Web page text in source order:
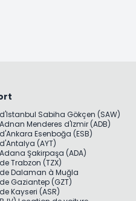
Sabiha Gökçen (SAW)
Menderes d'Izmir (ADB)
Esenboğa (ESB)
(AYT)
Şakirpaşa (ADA)
Trabzon (TZX)
Dalaman à Muğla
Gaziantep (GZT)
Kayseri (ASR)